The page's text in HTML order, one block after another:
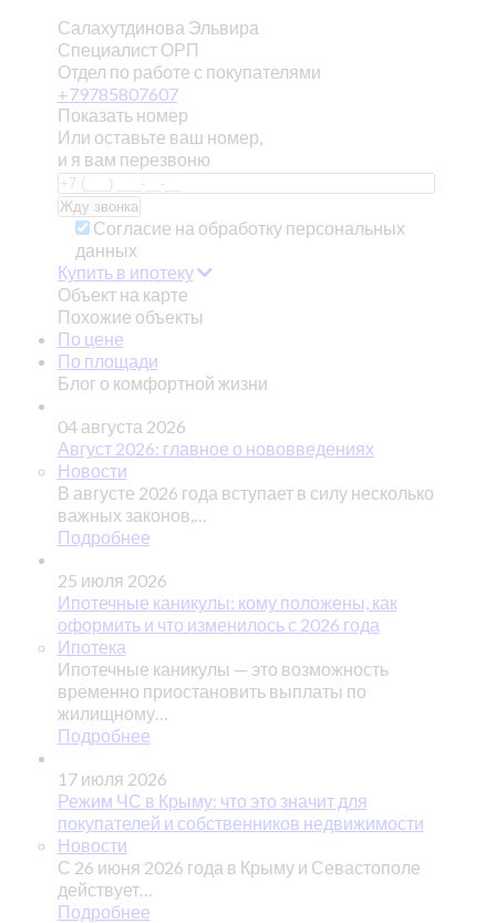
Салахутдинова Эльвира
Специалист ОРП
Отдел по работе с покупателями
+79785807607
Показать номер
Или оставьте ваш номер,
и я вам перезвоню
Согласие на обработку персональных
данных
Купить в ипотеку
Объект на карте
Похожие объекты
По цене
По площади
Блог о комфортной жизни
04 августа 2026
Август 2026: главное о нововведениях
Новости
В августе 2026 года вступает в силу несколько
важных законов,…
Подробнее
25 июля 2026
Ипотечные каникулы: кому положены, как
оформить и что изменилось с 2026 года
Ипотека
Ипотечные каникулы — это возможность
временно приостановить выплаты по
жилищному…
Подробнее
17 июля 2026
Режим ЧС в Крыму: что это значит для
покупателей и собственников недвижимости
Новости
С 26 июня 2026 года в Крыму и Севастополе
действует…
Подробнее